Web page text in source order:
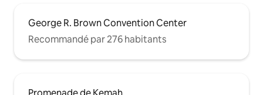
George R. Brown Convention Center
Recommandé par 276 habitants